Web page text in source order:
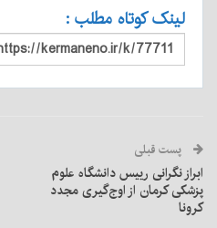
لینک کوتاه مطلب :
پست قبلی
ابراز نگرانی رییس دانشگاه علوم
پزشکی کرمان از اوج‌گیری مجدد
کرونا